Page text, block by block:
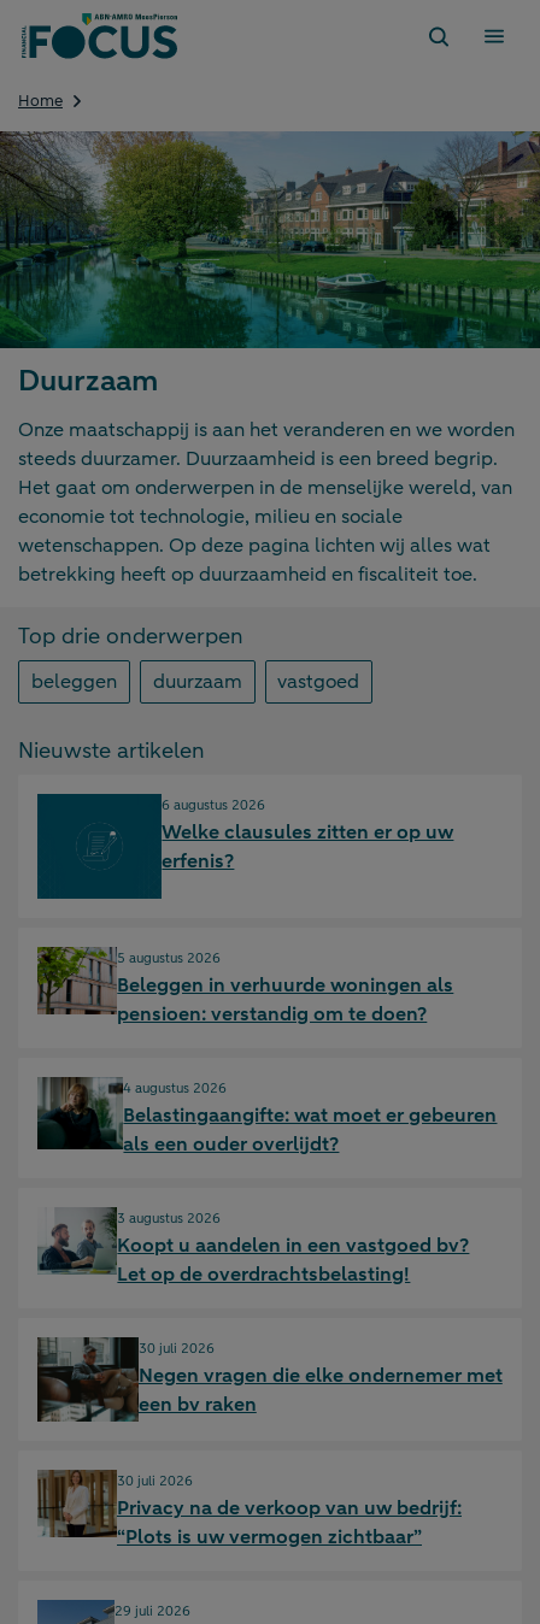
naar
Home
Duurzaam
Duurzaam
Onze maatschappij is aan het veranderen en we worden
steeds duurzamer. Duurzaamheid is een breed begrip.
Het gaat om onderwerpen in de menselijke wereld, van
economie tot technologie, milieu en sociale
wetenschappen. Op deze pagina lichten wij alles wat
betrekking heeft op duurzaamheid en fiscaliteit toe.
Top drie onderwerpen
beleggen duurzaam vastgoed
Nieuwste artikelen
Welke clausules zitten er op uw
erfenis?
Gepubliceerd op:
6 augustus 2026
Beleggen in verhuurde woningen als
pensioen: verstandig om te doen?
Gepubliceerd op:
5 augustus 2026
Belastingaangifte: wat moet er gebeuren
als een ouder overlijdt?
Gepubliceerd op:
4 augustus 2026
Koopt u aandelen in een vastgoed bv?
Let op de overdrachtsbelasting!
Gepubliceerd op:
3 augustus 2026
Negen vragen die elke ondernemer met
een bv raken
Gepubliceerd op:
30 juli 2026
Privacy na de verkoop van uw bedrijf:
“Plots is uw vermogen zichtbaar”
Gepubliceerd op:
30 juli 2026
Gepubliceerd op:
29 juli 2026